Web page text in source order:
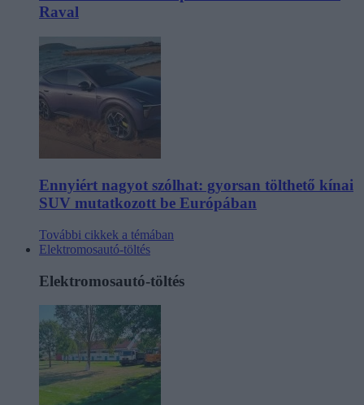
Raval
Ennyiért nagyot szólhat: gyorsan tölthető kínai
SUV mutatkozott be Európában
További cikkek a témában
Elektromosautó-töltés
Elektromosautó-töltés